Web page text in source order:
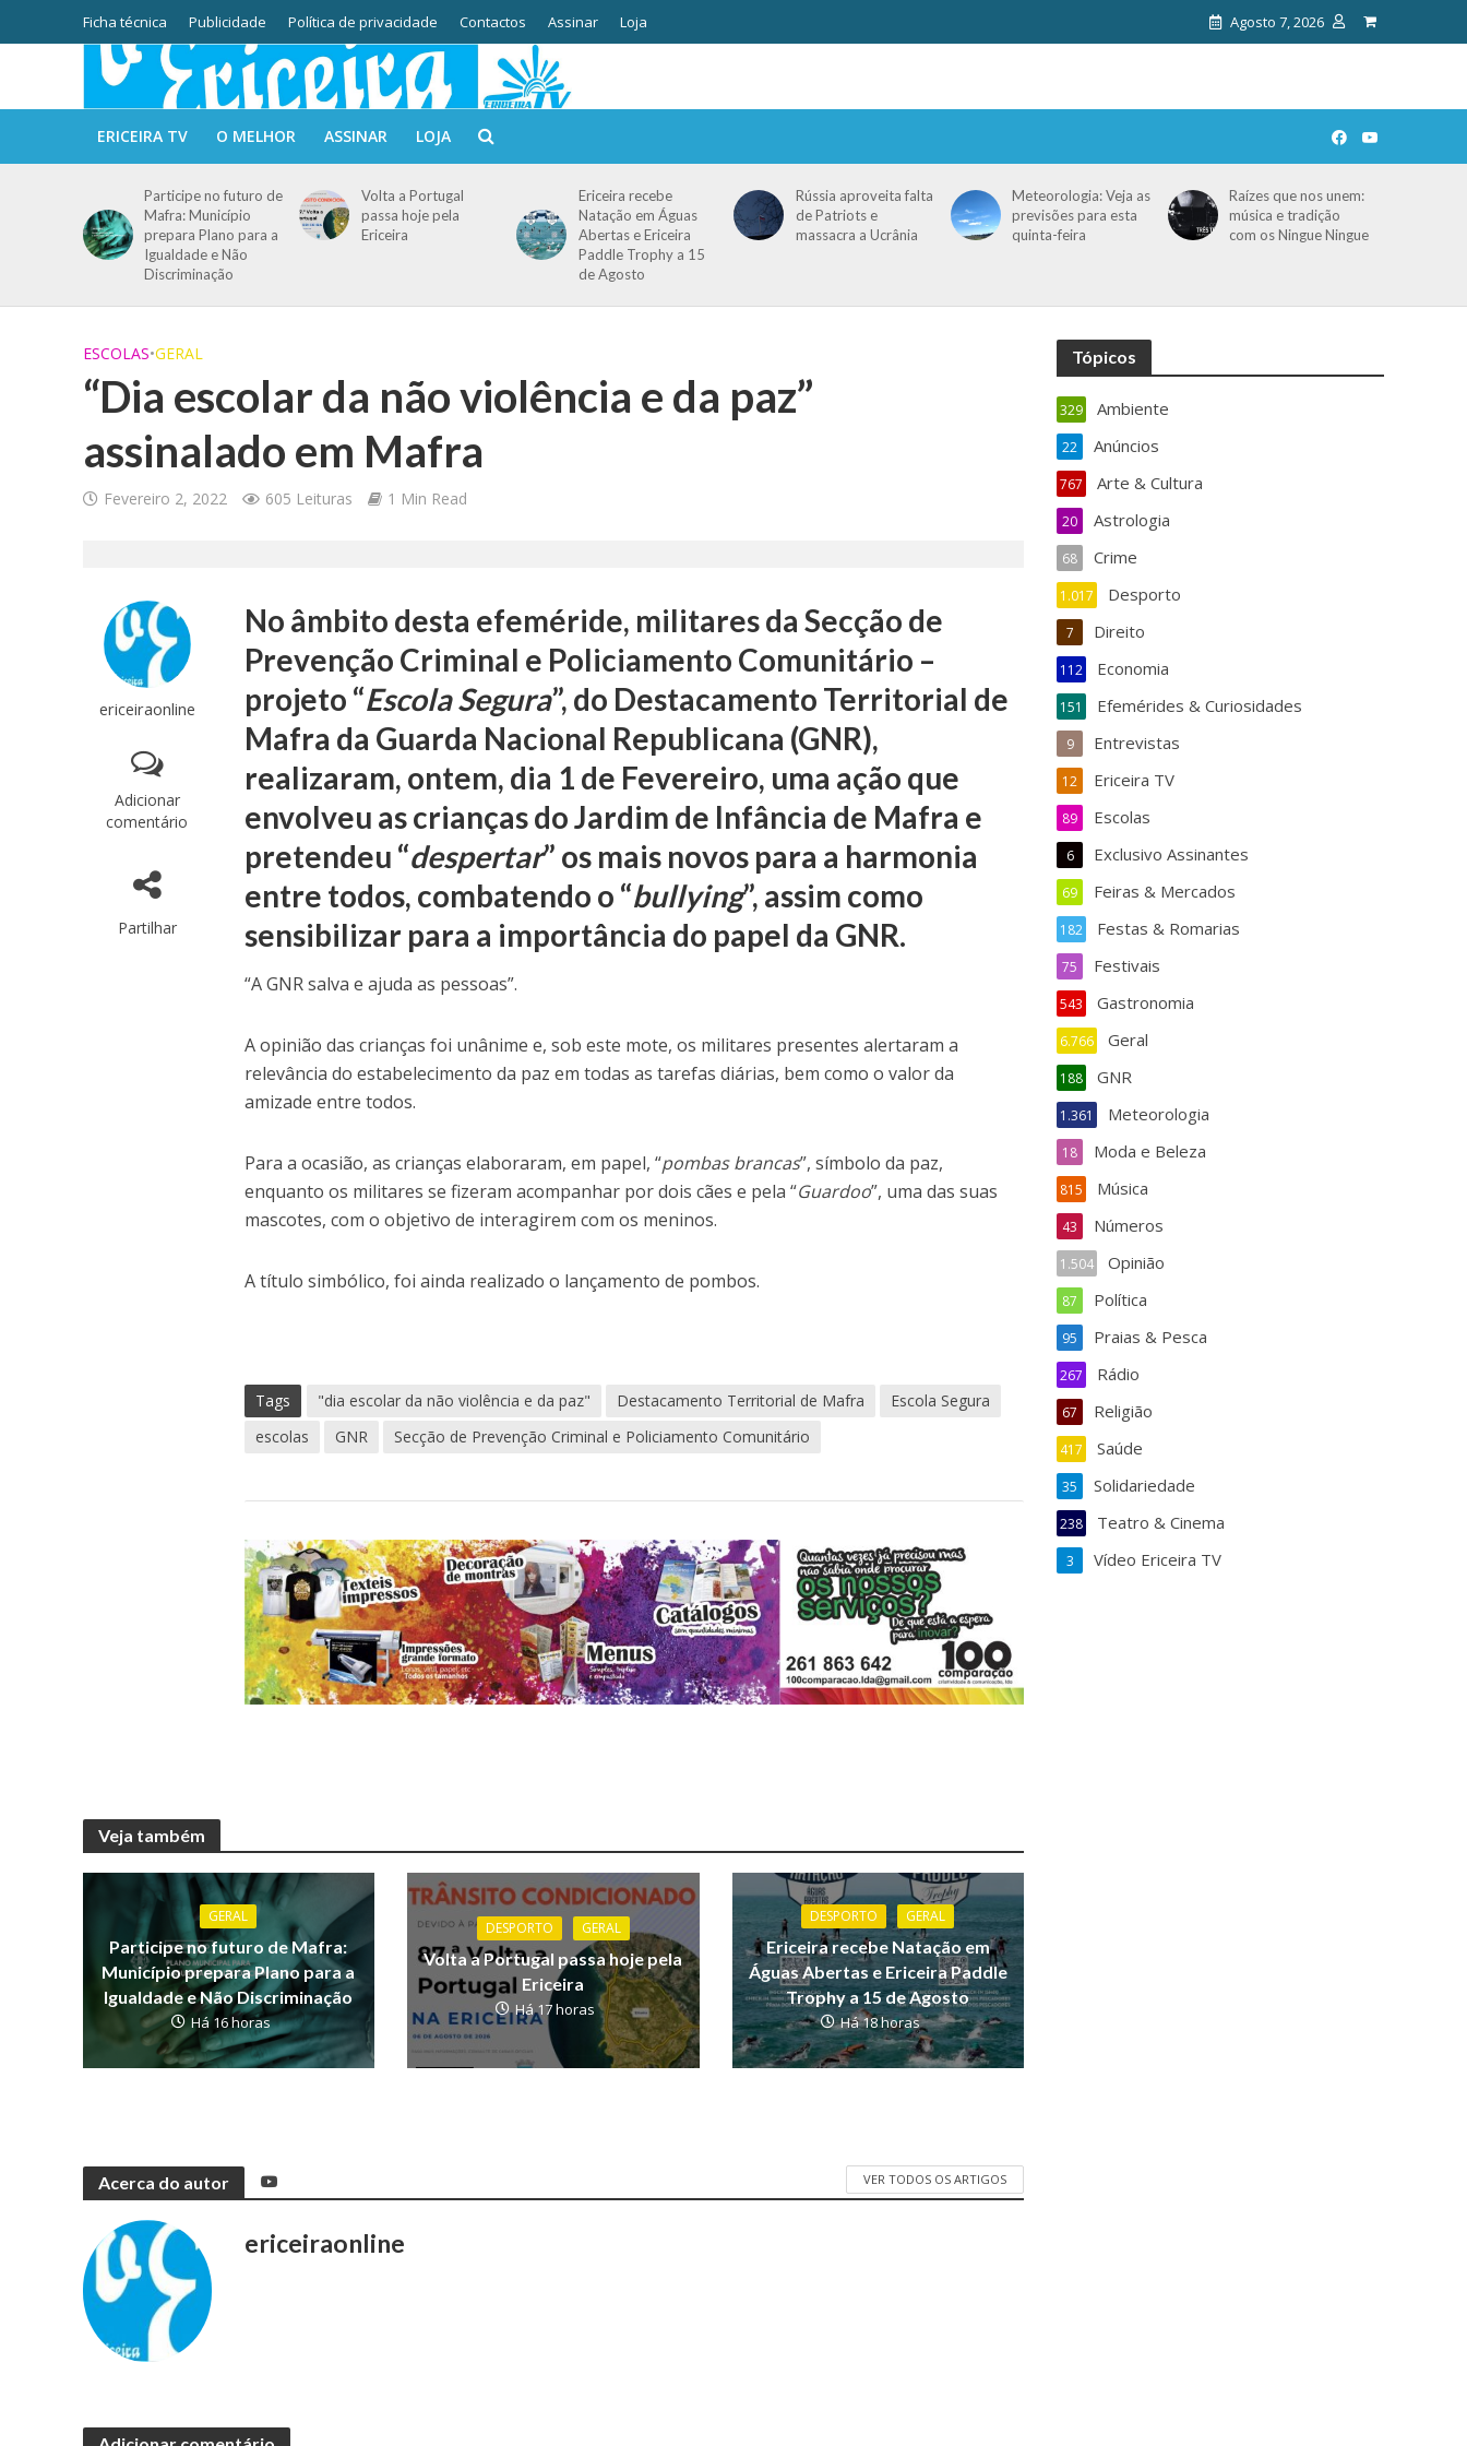
Ficha técnica Publicidade Política de privacidade Contactos Assinar Loja Agosto 7, 2026
ERICEIRA TV O MELHOR ASSINAR LOJA
Participe no futuro de
Mafra: Município
prepara Plano para a
Igualdade e Não
Discriminação
Volta a Portugal
passa hoje pela
Ericeira
Ericeira recebe
Natação em Águas
Abertas e Ericeira
Paddle Trophy a 15
de Agosto
Rússia aproveita falta
de Patriots e
massacra a Ucrânia
Meteorologia: Veja as
previsões para esta
quinta-feira
Raízes que nos unem:
música e tradição
com os Ningue Ningue
ESCOLAS•GERAL
“Dia escolar da não violência e da paz”
assinalado em Mafra
Fevereiro 2, 2022 605 Leituras 1 Min Read
ericeiraonline
Adicionar
comentário
Partilhar
No âmbito desta efeméride, militares da Secção de
Prevenção Criminal e Policiamento Comunitário –
projeto “Escola Segura”, do Destacamento Territorial de
Mafra da Guarda Nacional Republicana (GNR),
realizaram, ontem, dia 1 de Fevereiro, uma ação que
envolveu as crianças do Jardim de Infância de Mafra e
pretendeu “despertar” os mais novos para a harmonia
entre todos, combatendo o “bullying”, assim como
sensibilizar para a importância do papel da GNR.
“A GNR salva e ajuda as pessoas”.
A opinião das crianças foi unânime e, sob este mote, os militares presentes alertaram a
relevância do estabelecimento da paz em todas as tarefas diárias, bem como o valor da
amizade entre todos.
Para a ocasião, as crianças elaboraram, em papel, “pombas brancas”, símbolo da paz,
enquanto os militares se fizeram acompanhar por dois cães e pela “Guardoo”, uma das suas
mascotes, com o objetivo de interagirem com os meninos.
A título simbólico, foi ainda realizado o lançamento de pombos.
Tags "dia escolar da não violência e da paz" Destacamento Territorial de Mafra
Escola Segura
escolas
GNR Secção de Prevenção Criminal e Policiamento Comunitário
Veja também
GERAL
Participe no futuro de Mafra:
Município prepara Plano para a
Igualdade e Não Discriminação
Há 16 horas
DESPORTO GERAL
Volta a Portugal passa hoje pela
Ericeira
Há 17 horas
DESPORTO GERAL
Ericeira recebe Natação em
Águas Abertas e Ericeira Paddle
Trophy a 15 de Agosto
Há 18 horas
Acerca do autor VER TODOS OS ARTIGOS
ericeiraonline
Tópicos
Ambiente
329
Anúncios
22
Arte & Cultura
767
Astrologia
20
Crime
68
Desporto
1.017
Direito
7
Economia
112
Efemérides & Curiosidades
151
Entrevistas
9
Ericeira TV
12
Escolas
89
Exclusivo Assinantes
6
Feiras & Mercados
69
Festas & Romarias
182
Festivais
75
Gastronomia
543
Geral
6.766
GNR
188
Meteorologia
1.361
Moda e Beleza
18
Música
815
Números
43
Opinião
1.504
Política
87
Praias & Pesca
95
Rádio
267
Religião
67
Saúde
417
Solidariedade
35
Teatro & Cinema
238
Vídeo Ericeira TV
3